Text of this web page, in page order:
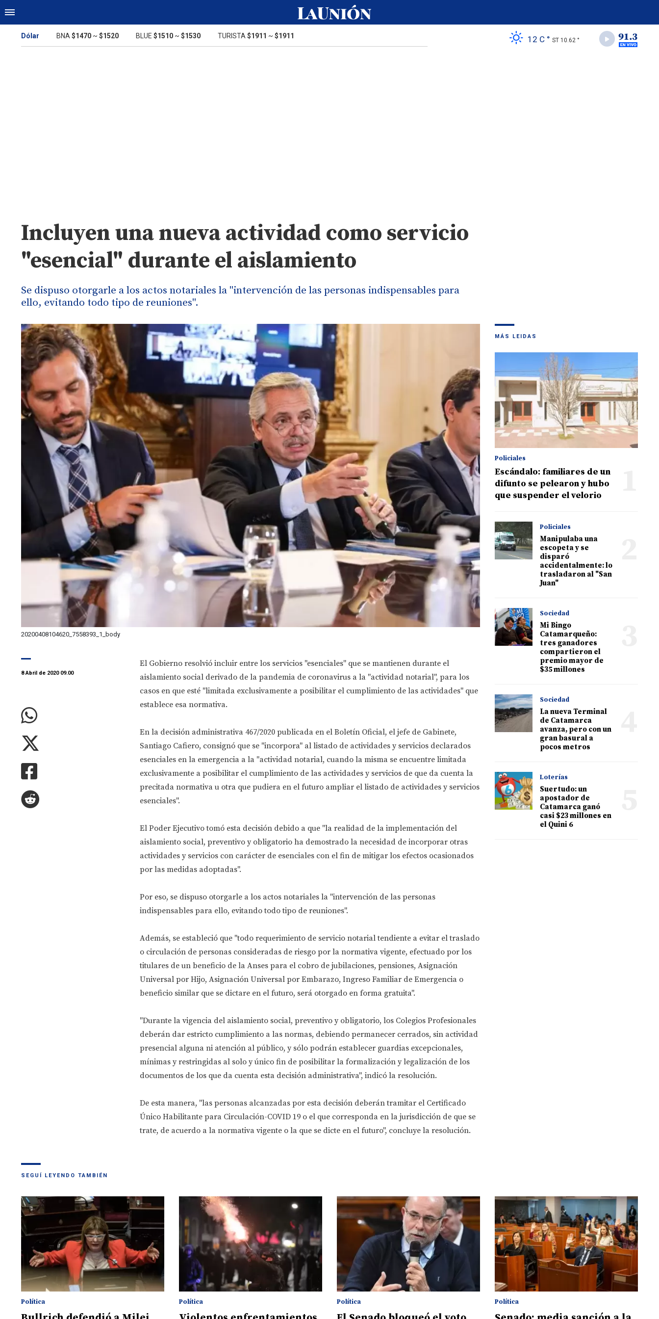
Dólar BNA $1470 ~ $1520 BLUE $1510 ~ $1530 TURISTA $1911 ~ $1911 12 C ° ST 10.62 °
Incluyen una nueva actividad como servicio
"esencial" durante el aislamiento
Se dispuso otorgarle a los actos notariales la "intervención de las personas indispensables para
ello, evitando todo tipo de reuniones".
20200408104620_7558393_1_body
8 Abril de 2020 09.00
El Gobierno resolvió incluir entre los servicios "esenciales" que se mantienen durante el
aislamiento social derivado de la pandemia de coronavirus a la "actividad notarial", para los
casos en que esté "limitada exclusivamente a posibilitar el cumplimiento de las actividades" que
establece esa normativa.
En la decisión administrativa 467/2020 publicada en el Boletín Oficial, el jefe de Gabinete,
Santiago Cafiero, consignó que se "incorpora" al listado de actividades y servicios declarados
esenciales en la emergencia a la "actividad notarial, cuando la misma se encuentre limitada
exclusivamente a posibilitar el cumplimiento de las actividades y servicios de que da cuenta la
precitada normativa u otra que pudiera en el futuro ampliar el listado de actividades y servicios
esenciales".
El Poder Ejecutivo tomó esta decisión debido a que "la realidad de la implementación del
aislamiento social, preventivo y obligatorio ha demostrado la necesidad de incorporar otras
actividades y servicios con carácter de esenciales con el fin de mitigar los efectos ocasionados
por las medidas adoptadas".
Por eso, se dispuso otorgarle a los actos notariales la "intervención de las personas
indispensables para ello, evitando todo tipo de reuniones".
Además, se estableció que "todo requerimiento de servicio notarial tendiente a evitar el traslado
o circulación de personas consideradas de riesgo por la normativa vigente, efectuado por los
titulares de un beneficio de la Anses para el cobro de jubilaciones, pensiones, Asignación
Universal por Hijo, Asignación Universal por Embarazo, Ingreso Familiar de Emergencia o
beneficio similar que se dictare en el futuro, será otorgado en forma gratuita".
"Durante la vigencia del aislamiento social, preventivo y obligatorio, los Colegios Profesionales
deberán dar estricto cumplimiento a las normas, debiendo permanecer cerrados, sin actividad
presencial alguna ni atención al público, y sólo podrán establecer guardias excepcionales,
mínimas y restringidas al solo y único fin de posibilitar la formalización y legalización de los
documentos de los que da cuenta esta decisión administrativa", indicó la resolución.
De esta manera, "las personas alcanzadas por esta decisión deberán tramitar el Certificado
Único Habilitante para Circulación-COVID 19 o el que corresponda en la jurisdicción de que se
trate, de acuerdo a la normativa vigente o la que se dicte en el futuro", concluye la resolución.
MÁS LEIDAS
Policiales
Escándalo: familiares de un
difunto se pelearon y hubo
que suspender el velorio
Policiales
Manipulaba una
escopeta y se
disparó
accidentalmente: lo
trasladaron al "San
Juan"
Sociedad
Mi Bingo
Catamarqueño:
tres ganadores
compartieron el
premio mayor de
$35 millones
Sociedad
La nueva Terminal
de Catamarca
avanza, pero con un
gran basural a
pocos metros
Loterías
Suertudo: un
apostador de
Catamarca ganó
casi $23 millones en
el Quini 6
SEGUÍ LEYENDO TAMBIÉN
Política Política Política Política